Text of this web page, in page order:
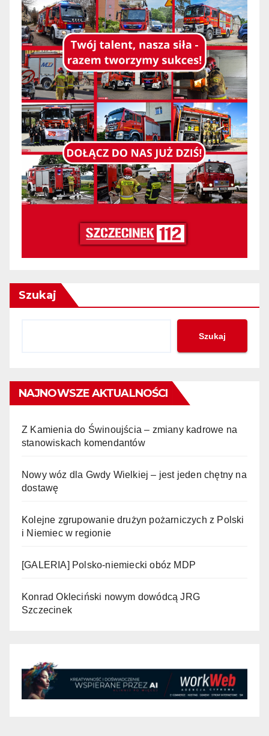
Szukaj
Szukaj
NAJNOWSZE AKTUALNOŚCI
Z Kamienia do Świnoujścia – zmiany kadrowe na
stanowiskach komendantów
Nowy wóz dla Gwdy Wielkiej – jest jeden chętny na
dostawę
Kolejne zgrupowanie drużyn pożarniczych z Polski
i Niemiec w regionie
[GALERIA] Polsko-niemiecki obóz MDP
Konrad Okleciński nowym dowódcą JRG
Szczecinek